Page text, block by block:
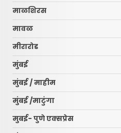
माळशिरस
मावळ
मीरारोड
मुंबई
मुंबई / माहीम
मुंबई /माटुंगा
मुबई- पुणे एक्सप्रेस